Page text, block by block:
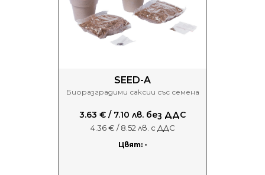
SEED-A
Биоразградими саксии със семена
3.63 € / 7.10 лв. без ДДС
4.36 € / 8.52 лв. с ДДС
Цвят: -